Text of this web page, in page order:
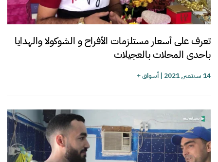
تعرف على أسعار مستلزمات الأفراح و الشوكولا والهدايا
باحدى المحلات بالعجيلات
14 سبتمبر, 2021 |أسواق +